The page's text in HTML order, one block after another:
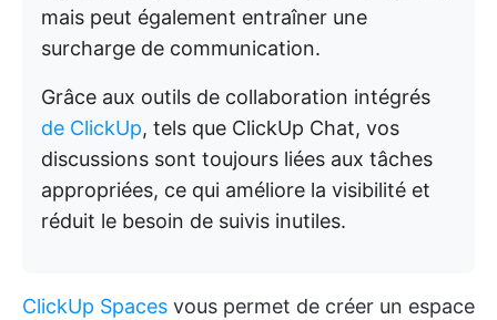
mais peut également entraîner une
surcharge de communication.
Grâce aux outils de collaboration intégrés
de ClickUp, tels que ClickUp Chat, vos
discussions sont toujours liées aux tâches
appropriées, ce qui améliore la visibilité et
réduit le besoin de suivis inutiles.
ClickUp Spaces vous permet de créer un espace